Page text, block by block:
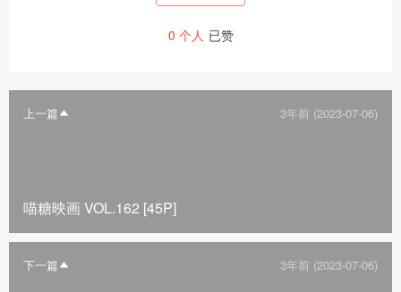
0 个人 已赞
上一篇 3年前 (2023-07-06)
喵糖映画 VOL.162 [45P]
下一篇 3年前 (2023-07-06)